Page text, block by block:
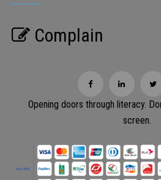
Complain
Opening doors through literacy.
screen.